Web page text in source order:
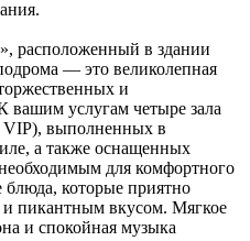
расположенный в здании
— это великолепная
и
вашим услугам четыре зала
выполненных в
а также оснащенных
для комфортного
которые приятно
и пикантным вкусом. Мягкое
и спокойная музыка